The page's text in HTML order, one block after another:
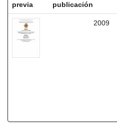
previa
publicación
2009